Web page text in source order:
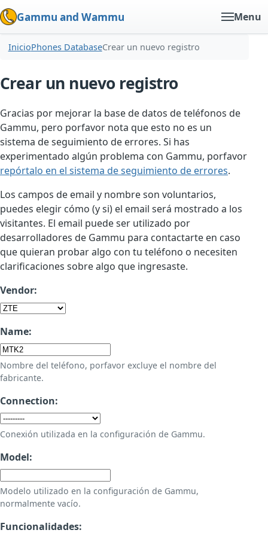
Gammu and Wammu Menu
InicioPhones DatabaseCrear un nuevo registro
Crear un nuevo registro
Gracias por mejorar la base de datos de teléfonos de
Gammu, pero porfavor nota que esto no es un
sistema de seguimiento de errores. Si has
experimentado algún problema con Gammu, porfavor
repórtalo en el sistema de seguimiento de errores.
Los campos de email y nombre son voluntarios,
puedes elegir cómo (y si) el email será mostrado a los
visitantes. El email puede ser utilizado por
desarrolladores de Gammu para contactarte en caso
que quieran probar algo con tu teléfono o necesiten
clarificaciones sobre algo que ingresaste.
Vendor:
Name:
Nombre del teléfono, porfavor excluye el nombre del
fabricante.
Connection:
Conexión utilizada en la configuración de Gammu.
Model:
Modelo utilizado en la configuración de Gammu,
normalmente vacío.
Funcionalidades: